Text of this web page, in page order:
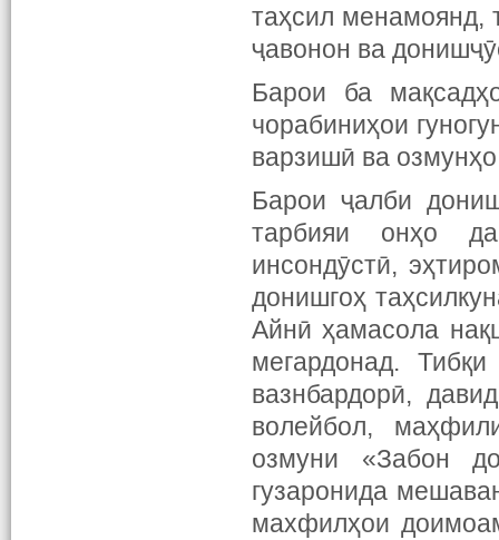
таҳсил менамоянд,
ҷавонон ва
Барои ба
чорабиниҳои
варзишӣ ва
Барои ҷалби
тарбияи онҳо
инсондӯстӣ,
донишгоҳ
Айнӣ ҳамасола
мегардонад.
вазнбардорӣ,
волейбол,
озмуни «Забон
гузаронида
махфилҳои